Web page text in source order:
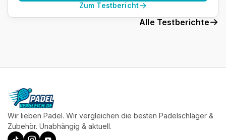
Zum Testbericht
Alle Testberichte
Wir lieben Padel. Wir vergleichen die besten Padelschläger &
Zubehör. Unabhängig & aktuell.